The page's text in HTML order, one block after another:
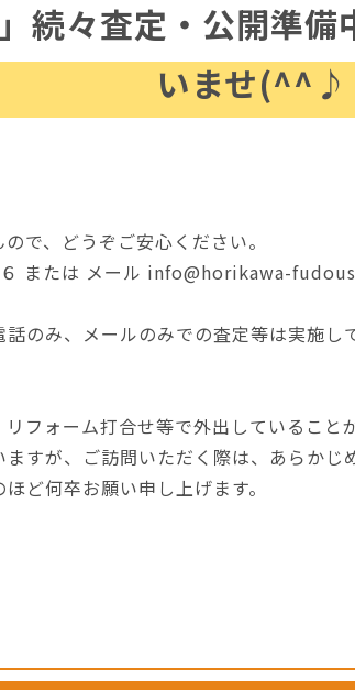
続々査定・公開準
いませ(^^♪
で、どうぞご安心ください。
または メール info@horikawa-
のみ、メールのみでの査定等は実施
フォーム打合せ等で外出していること
すが、ご訪問いただく際は、あらかじ
ど何卒お願い申し上げます。